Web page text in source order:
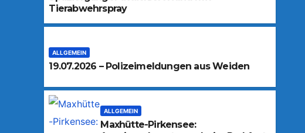
Tierabwehrspray
ALLGEMEIN
19.07.2026 – Polizeimeldungen aus Weiden
ALLGEMEIN
Maxhütte-Pirkensee: